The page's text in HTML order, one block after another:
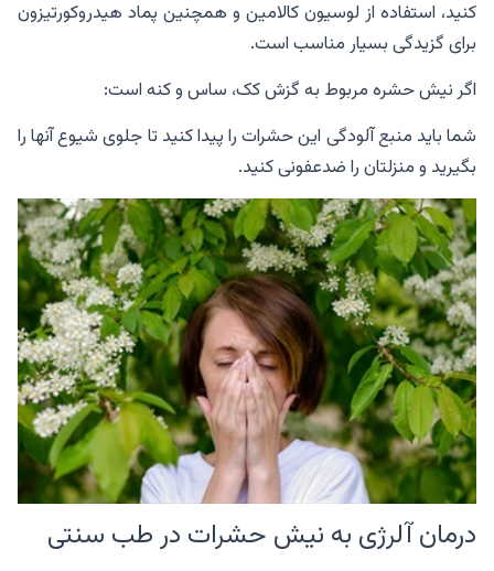
کنید، استفاده از لوسیون کالامین و همچنین پماد هیدروکورتیزون
برای گزیدگی بسیار مناسب است.
اگر نیش حشره مربوط به گزش کک، ساس و کنه است:
شما باید منبع آلودگی این حشرات را پیدا کنید تا جلوی شیوع آنها را
بگیرید و منزلتان را ضدعفونی کنید.
درمان آلرژی به نیش حشرات در طب سنتی